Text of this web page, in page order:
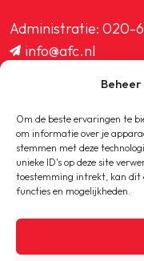
Om de beste ervaringen te
om informatie over je
stemmen met deze
unieke ID's op deze site
toestemming intrekt, kan dit
functies en mogelijkheden.
Administratie: 020-
info@afc.nl
Copyright © 2020-